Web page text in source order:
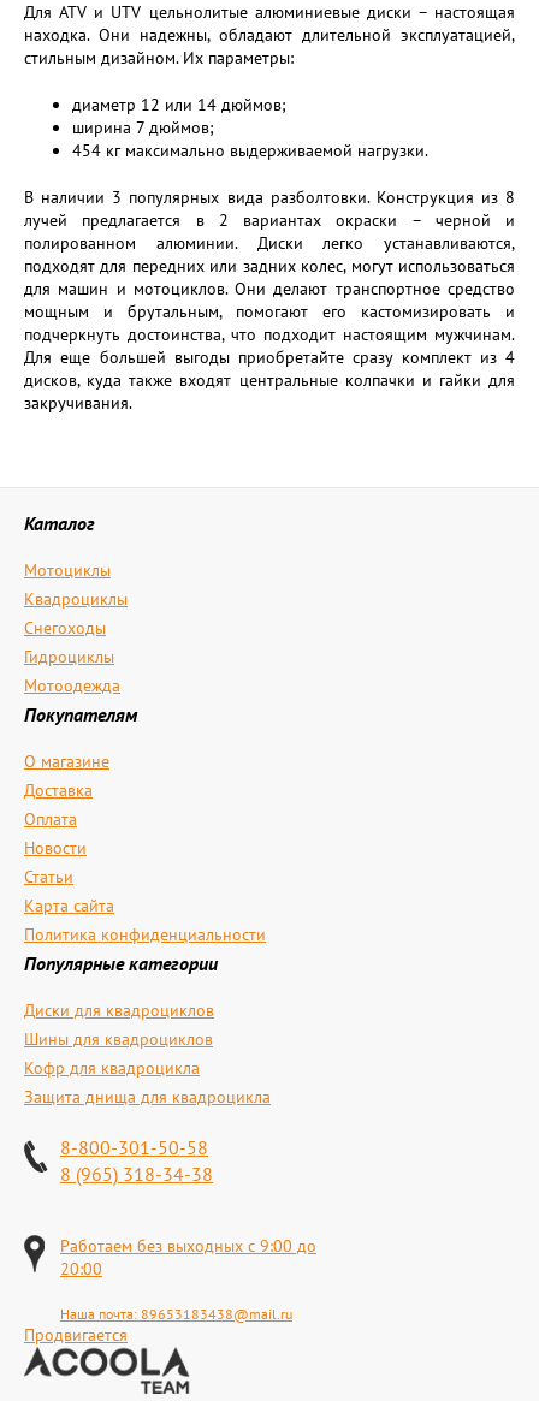
Для ATV и UTV цельнолитые алюминиевые диски – настоящая
находка. Они надежны, обладают длительной эксплуатацией,
стильным дизайном. Их параметры:
диаметр 12 или 14 дюймов;
ширина 7 дюймов;
454 кг максимально выдерживаемой нагрузки.
В наличии 3 популярных вида разболтовки. Конструкция из 8
лучей предлагается в 2 вариантах окраски – черной и
полированном алюминии. Диски легко устанавливаются,
подходят для передних или задних колес, могут использоваться
для машин и мотоциклов. Они делают транспортное средство
мощным и брутальным, помогают его кастомизировать и
подчеркнуть достоинства, что подходит настоящим мужчинам.
Для еще большей выгоды приобретайте сразу комплект из 4
дисков, куда также входят центральные колпачки и гайки для
закручивания.
Каталог
Мотоциклы
Квадроциклы
Снегоходы
Гидроциклы
Мотоодежда
Покупателям
О магазине
Доставка
Оплата
Новости
Статьи
Карта сайта
Политика конфиденциальности
Популярные категории
Диски для квадроциклов
Шины для квадроциклов
Кофр для квадроцикла
Защита днища для квадроцикла
8-800-301-50-58
8 (965) 318-34-38
Работаем без выходных с 9:00 до
20:00
Наша почта: 89653183438@mail.ru
Продвигается